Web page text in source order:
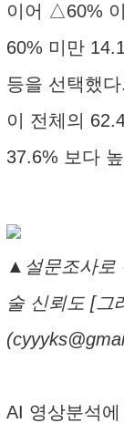
이어 △60%
60% 미만
등을 선택했
이 전체의
37.6% 보다
▲설문조사로
술 신뢰도 [그
AI 영상분석